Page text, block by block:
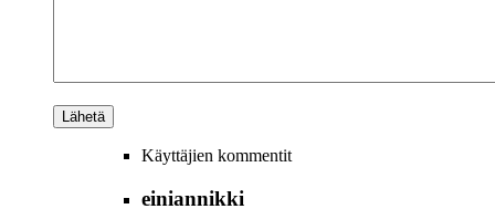
Käyttäjien kommentit
einiannikki